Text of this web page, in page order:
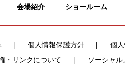
会場紹介 ショールーム
個人情報保護方針 個
・リンクについて ソーシャ